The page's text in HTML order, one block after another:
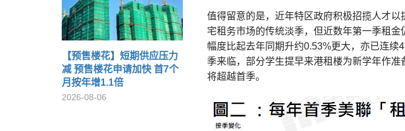
【预售楼花】短期供应压力
减 预售楼花申请加快 首7个
月按年增1.1倍
2026-08-06
值得留意的是，近年特区政府积极招揽人才
宅租务市场的传统淡季，但近数年第一季租
幅度比起去年同期升约0.53%更大，亦已连
季来临，部分学生提早来港租楼为新学年作
将超越首季。